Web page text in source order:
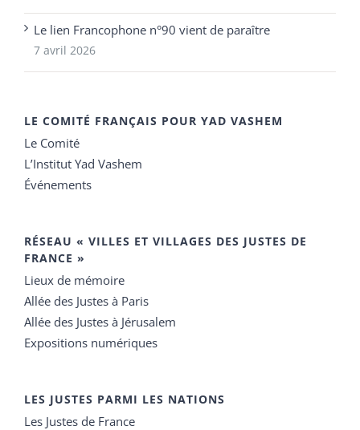
Le lien Francophone n°90 vient de paraître
7 avril 2026
LE COMITÉ FRANÇAIS POUR YAD VASHEM
Le Comité
L’Institut Yad Vashem
Événements
RÉSEAU « VILLES ET VILLAGES DES JUSTES DE
FRANCE »
Lieux de mémoire
Allée des Justes à Paris
Allée des Justes à Jérusalem
Expositions numériques
LES JUSTES PARMI LES NATIONS
Les Justes de France